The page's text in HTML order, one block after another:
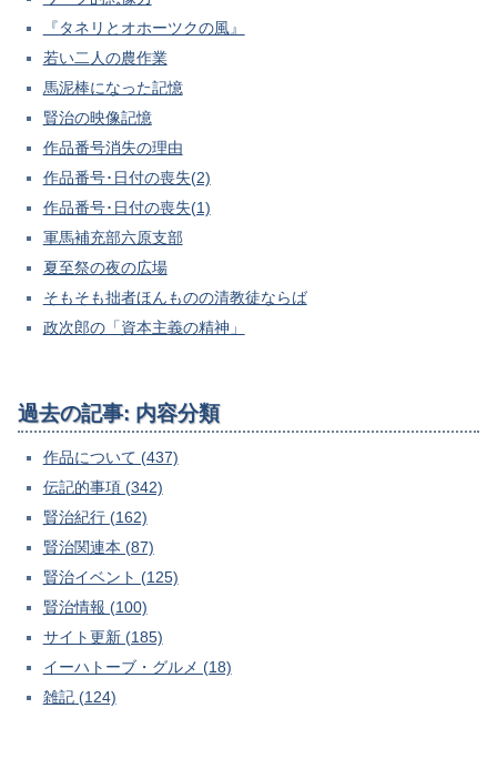
『タネリとオホーツクの風』
若い二人の農作業
馬泥棒になった記憶
賢治の映像記憶
作品番号消失の理由
作品番号･日付の喪失(2)
作品番号･日付の喪失(1)
軍馬補充部六原支部
夏至祭の夜の広場
そもそも拙者ほんものの清教徒ならば
政次郎の「資本主義の精神」
過去の記事: 内容分類
作品について (437)
伝記的事項 (342)
賢治紀行 (162)
賢治関連本 (87)
賢治イベント (125)
賢治情報 (100)
サイト更新 (185)
イーハトーブ・グルメ (18)
雑記 (124)